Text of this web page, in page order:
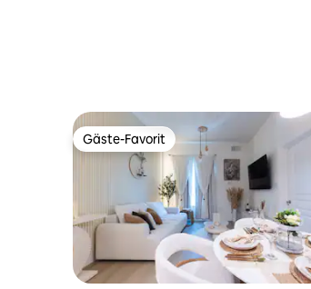
Gäste-Favorit
Gäste-Favorit